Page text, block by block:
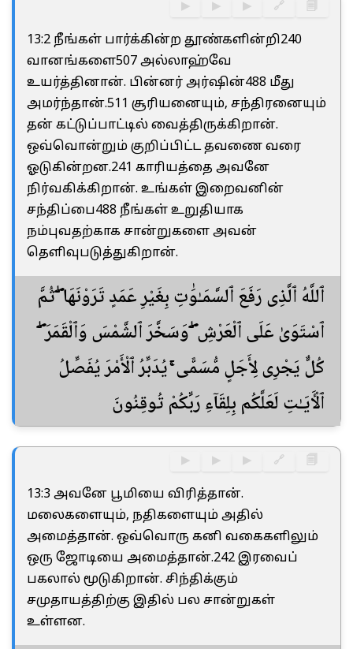
▶ ▶ ▶ 🔗 🗐
13:2 நீங்கள் பார்க்கின்ற தூண்களின்றி240
வானங்களை507 அல்லாஹ்வே
உயர்த்தினான். பின்னர் அர்ஷின்488 மீது
அமர்ந்தான்.511 சூரியனையும், சந்திரனையும்
தன் கட்டுப்பாட்டில் வைத்திருக்கிறான்.
ஒவ்வொன்றும் குறிப்பிட்ட தவணை வரை
ஓடுகின்றன.241 காரியத்தை அவனே
நிர்வகிக்கிறான். உங்கள் இறைவனின்
சந்திப்பை488 நீங்கள் உறுதியாக
நம்புவதற்காக சான்றுகளை அவன்
தெளிவுபடுத்துகிறான்.
ٱللَّهُ ٱلَّذِى رَفَعَ ٱلسَّمَـٰوَٰتِ بِغَيْرِ عَمَدٍ تَرَوْنَهَا ۖ ثُمَّ
ٱسْتَوَىٰ عَلَى ٱلْعَرْشِ ۖ وَسَخَّرَ ٱلشَّمْسَ وَٱلْقَمَرَ ۖ
كُلٌّ يَجْرِى لِأَجَلٍ مُّسَمًّى ۚ يُدَبِّرُ ٱلْأَمْرَ يُفَصِّلُ
ٱلْـَٔايَـٰتِ لَعَلَّكُم بِلِقَآءِ رَبِّكُمْ تُوقِنُونَ
▶ ▶ ▶ 🔗 🗐
13:3 அவனே பூமியை விரித்தான்.
மலைகளையும், நதிகளையும் அதில்
அமைத்தான். ஒவ்வொரு கனி வகைகளிலும்
ஒரு ஜோடியை அமைத்தான்.242 இரவைப்
பகலால் மூடுகிறான். சிந்திக்கும்
சமுதாயத்திற்கு இதில் பல சான்றுகள்
உள்ளன.